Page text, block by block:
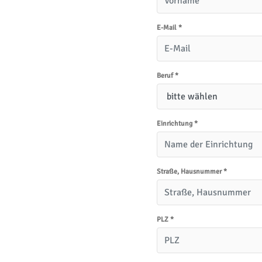
E-Mail *
Beruf*
Einrichtung *
Straße, Hausnummer*
PLZ *